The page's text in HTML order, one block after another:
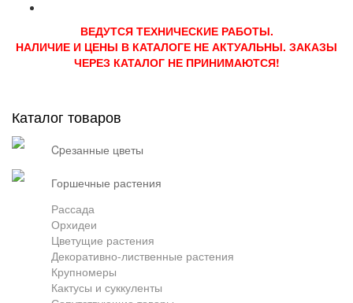
ВЕДУТСЯ ТЕХНИЧЕСКИЕ РАБОТЫ.
НАЛИЧИЕ И ЦЕНЫ В КАТАЛОГЕ НЕ АКТУАЛЬНЫ. ЗАКАЗЫ
ЧЕРЕЗ КАТАЛОГ НЕ ПРИНИМАЮТСЯ!
Каталог товаров
cpезанные цветы
горшечные растения
Рассада
Орхидеи
Цветущие растения
Декоративно-лиственные растения
Крупномеры
Кактусы и суккуленты